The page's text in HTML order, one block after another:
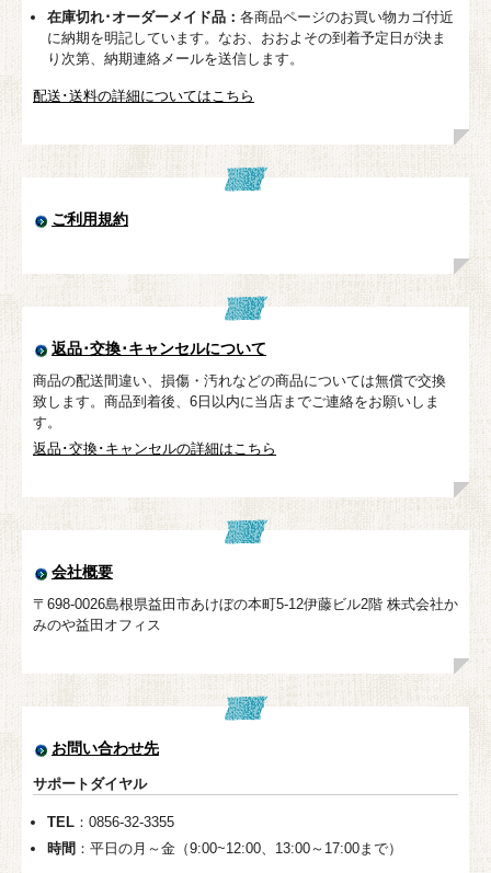
在庫切れ･オーダーメイド品： 各商品ページのお買い物カゴ付近
に納期を明記しています。なお、おおよその到着予定日が決ま
り次第、納期連絡メールを送信します。
配送･送料の詳細についてはこちら
ご利用規約
返品･交換･キャンセルについて
商品の配送間違い、損傷・汚れなどの商品については無償で交換
致します。商品到着後、6日以内に当店までご連絡をお願いしま
す。
返品･交換･キャンセルの詳細はこちら
会社概要
〒698-0026島根県益田市あけぼの本町5-12伊藤ビル2階 株式会社か
みのや益田オフィス
お問い合わせ先
サポートダイヤル
TEL：0856-32-3355
時間：平日の月～金（9:00~12:00、13:00～17:00まで）